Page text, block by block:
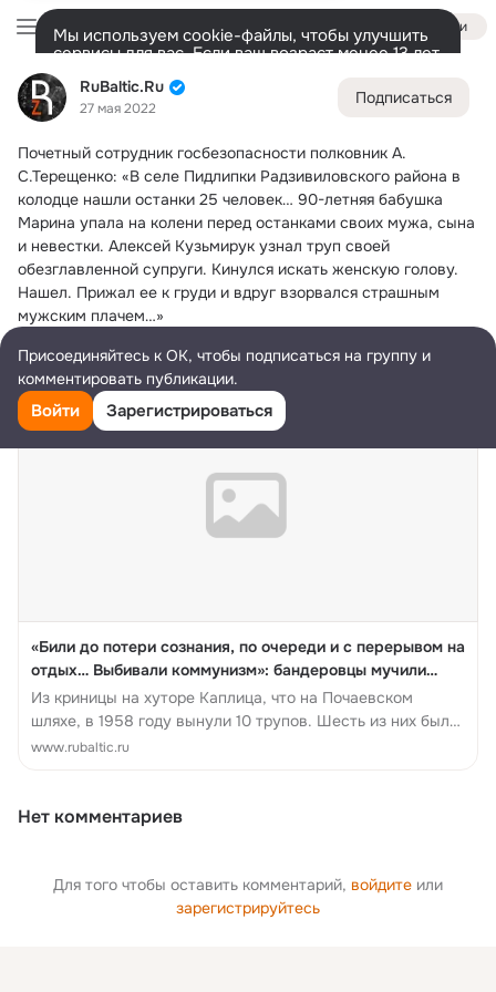
RuBaltic.Ru
27 мая 2022
Подписаться
Почетный сотрудник госбезопасности полковник А.
С.Терещенко: «В селе Пидлипки Радзивиловского района в
колодце нашли останки 25 человек… 90-летняя бабушка
Марина упала на колени перед останками своих мужа, сына
и невестки. Алексей Кузьмирук узнал труп своей
обезглавленной супруги. Кинулся искать женскую голову.
Нашел. Прижал ее к груди и вдруг взорвался страшным
мужским плачем…»
soznaniya-po-ocheredi-i/
«Били до потери сознания, по очереди и с перерывом на
отдых… Выбивали коммунизм»: бандеровцы мучили
своих же украинцев
Из криницы на хуторе Каплица, что на Почаевском
шляхе, в 1958 году вынули 10 трупов. Шесть из них были
опознаны односельчанами…
www.rubaltic.ru
Нет комментариев
Для того чтобы оставить комментарий, войдите или
зарегистрируйтесь
Войти
Мы используем cookie-файлы, чтобы улучшить
сервисы для вас. Если ваш возраст менее 13 лет,
настроить cookie-файлы должен ваш законный
представитель.Больше информации
Разрешить все
RuBaltic.Ru
Лента
Дополнительная
колонка49 591 Обсуждаемые
Присоединяйтесь к ОК, чтобы подписаться на группу и
комментировать публикации.
Войти Зарегистрироваться